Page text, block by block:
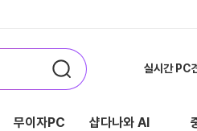
실시간 PC
무이자PC 샵다나와 AI